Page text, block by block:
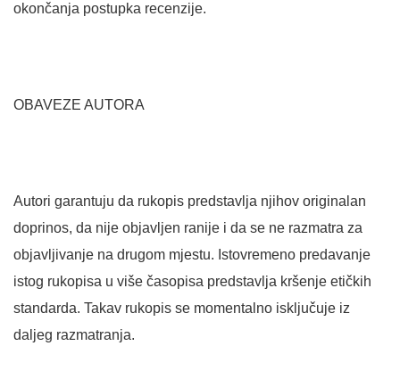
okončanja postupka recenzije.
OBAVEZE AUTORA
Autori garantuju da rukopis predstavlja njihov originalan
doprinos, da nije objavljen ranije i da se ne razmatra za
objavljivanje na drugom mjestu. Istovremeno predavanje
istog rukopisa u više časopisa predstavlja kršenje etičkih
standarda. Takav rukopis se momentalno isključuje iz
daljeg razmatranja.